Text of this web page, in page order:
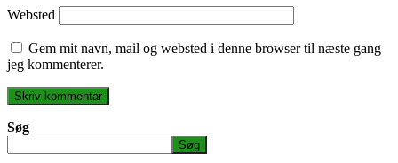
Websted
Gem mit navn, mail og websted i denne browser til næste gang
jeg kommenterer.
Søg
Søg